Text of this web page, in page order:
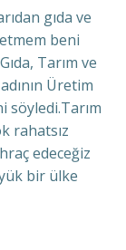
gıda ve
beni
Tarım ve
Üretim
söyledi.Tarım
rahatsız
edeceğiz
bir ülke